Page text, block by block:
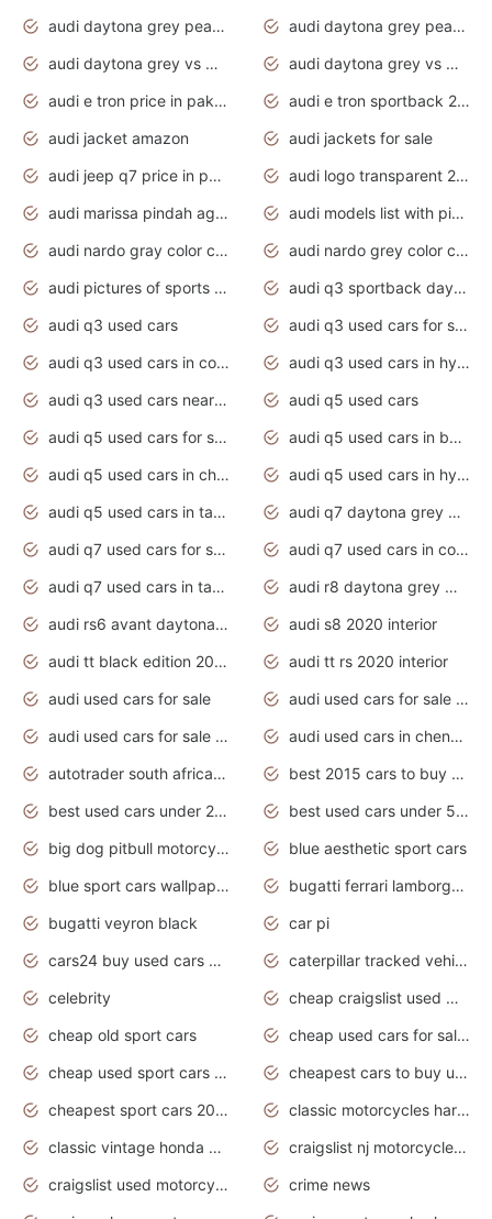
audi daytona grey pearl paint code
audi daytona grey pearlescent
audi daytona grey vs manhattan grey
audi daytona grey vs monsoon grey
audi e tron price in pakistan 2020
audi e tron sportback 2020 interior
audi jacket amazon
audi jackets for sale
audi jeep q7 price in pakistan
audi logo transparent 2020
audi marissa pindah agama
audi models list with pictures
audi nardo gray color code
audi nardo grey color code
audi pictures of sports cars
audi q3 sportback daytona grey s line
audi q3 used cars
audi q3 used cars for sale uk
audi q3 used cars in coimbatore
audi q3 used cars in hyderabad
audi q3 used cars near me
audi q5 used cars
audi q5 used cars for sale uk
audi q5 used cars in bangalore
audi q5 used cars in chennai
audi q5 used cars in hyderabad
audi q5 used cars in tamilnadu
audi q7 daytona grey pearl effect
audi q7 used cars for sale
audi q7 used cars in coimbatore
audi q7 used cars in tamilnadu
audi r8 daytona grey matte
audi rs6 avant daytona grey matte
audi s8 2020 interior
audi tt black edition 2020 interior
audi tt rs 2020 interior
audi used cars for sale
audi used cars for sale by owner
audi used cars for sale in gauteng
audi used cars in chennai
autotrader south africa used cars
best 2015 cars to buy used
best used cars under 20000
best used cars under 5000
big dog pitbull motorcycles for sale
blue aesthetic sport cars
blue sport cars wallpaper
bugatti ferrari lamborghini sport cars
bugatti veyron black
car pi
cars24 buy used cars hyderabad
caterpillar tracked vehicle
celebrity
cheap craigslist used motorcycles for sale by owner
cheap old sport cars
cheap used cars for sale by owner under $2 000
cheap used sport cars for sale
cheapest cars to buy used
cheapest sport cars 2020
classic motorcycles harley davidson
classic vintage honda motorcycles for sale
craigslist nj motorcycles for sale by owner
craigslist used motorcycles for sale near me
crime news